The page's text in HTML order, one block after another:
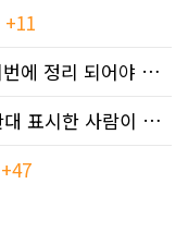
+11
[답글][답글]악플을 즐기는 분들은 이번에 정리 되어야 합니다.
설문조사... 자유게시판 글에 추천, 반대 표시한 사람이 누구인지 명단..
+47